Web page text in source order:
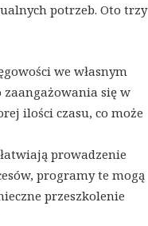
potrzeb. Oto trzy
we własnym
zaangażowania się w
ilości czasu, co może
prowadzenie
programy te mogą
przeszkolenie